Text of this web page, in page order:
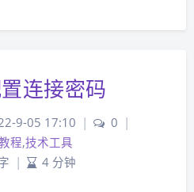
连接密码
9-05 17:10 | 0 |
程,技术工具
| 4 分钟